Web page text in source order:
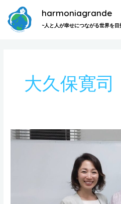
harmoniagrande
~人と人が幸せにつながる世界を目
大久保寛司
大